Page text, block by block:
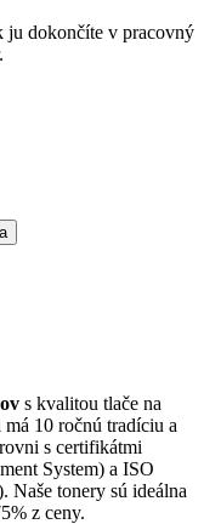
ju dokončíte v pracovný
s kvalitou tlače na
10 ročnú tradíciu a
s certifikátmi
System) a ISO
Naše tonery sú ideálna
z ceny.